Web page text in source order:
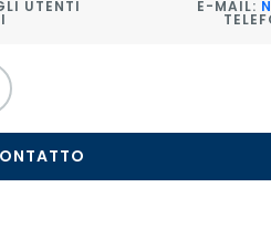
UTENTI E-MAIL: